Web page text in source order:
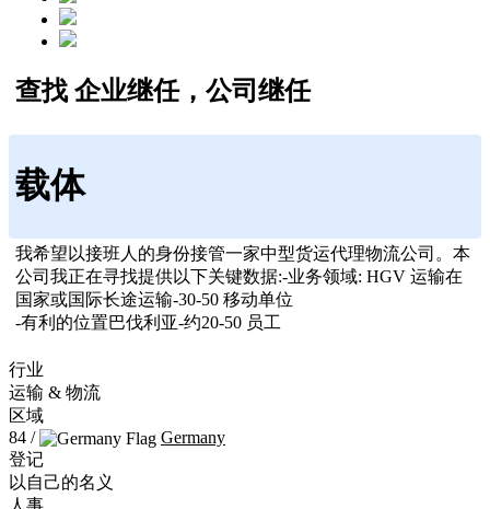
查找 企业继任，公司继任
载体
我希望以接班人的身份接管一家中型货运代理物流公司。本
公司我正在寻找提供以下关键数据:-业务领域: HGV 运输在
国家或国际长途运输-30-50 移动单位
-有利的位置巴伐利亚-约20-50 员工
行业
运输 & 物流
区域
84 /
Germany
登记
以自己的名义
人事